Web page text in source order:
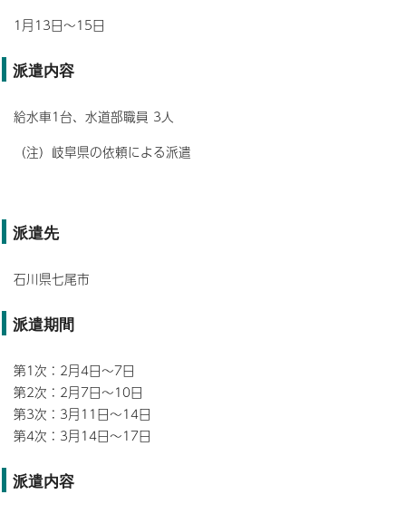
1月13日～15日
派遣内容
給水車1台、水道部職員 3人
（注）岐阜県の依頼による派遣
派遣先
石川県七尾市
派遣期間
第1次：2月4日～7日
第2次：2月7日～10日
第3次：3月11日～14日
第4次：3月14日～17日
派遣内容